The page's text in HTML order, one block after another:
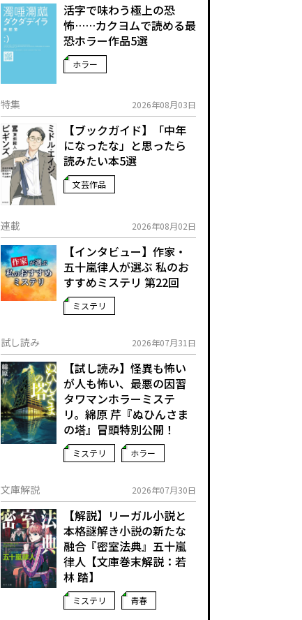
活字で味わう極上の恐
怖……カクヨムで読める最
恐ホラー作品5選
ホラー
特集 2026年08月03日
【ブックガイド】「中年
になったな」と思ったら
読みたい本5選
文芸作品
連載 2026年08月02日
【インタビュー】作家・
五十嵐律人が選ぶ 私のお
すすめミステリ 第22回
ミステリ
試し読み 2026年07月31日
【試し読み】怪異も怖い
が人も怖い、最悪の因習
タワマンホラーミステ
リ。綿原 芹『ぬひんさま
の塔』冒頭特別公開！
ミステリ ホラー
文庫解説 2026年07月30日
【解説】リーガル小説と
本格謎解き小説の新たな
融合――『密室法典』五十嵐
律人【文庫巻末解説：若
林 踏】
ミステリ 青春